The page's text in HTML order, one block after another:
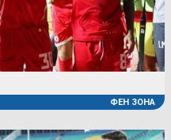
ФЕН ЗОНА